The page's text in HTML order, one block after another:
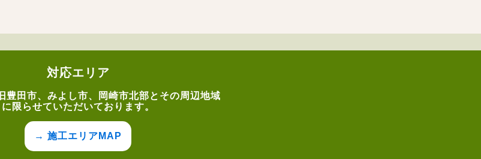
対応エリア
豊田市、みよし市、岡崎市北部とその周辺地域
に限らせていただいております。
→ 施工エリアMAP